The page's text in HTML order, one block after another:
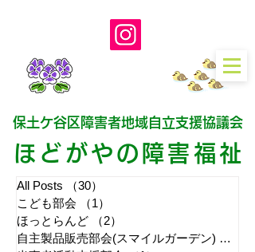
保土ケ谷区障害者地域自立支援協議会
ほどがやの障害福 祉
All Posts （30）
こども部会
（1）
ほっとらんど
（2）
自主製品販売部会(スマイルガーデン) （7）